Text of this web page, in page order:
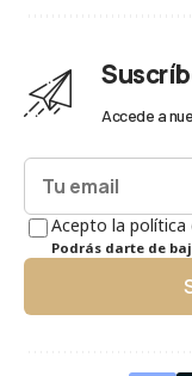
Accede a
Acepto la política
Podrás darte de